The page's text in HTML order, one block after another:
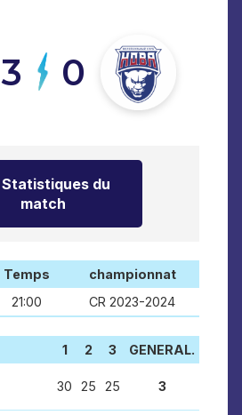
3 0
Statistiques du
match
Temps
championnat
21:00 CR 2023-2024
1 2 3
GENERAL.
30 25 25 3